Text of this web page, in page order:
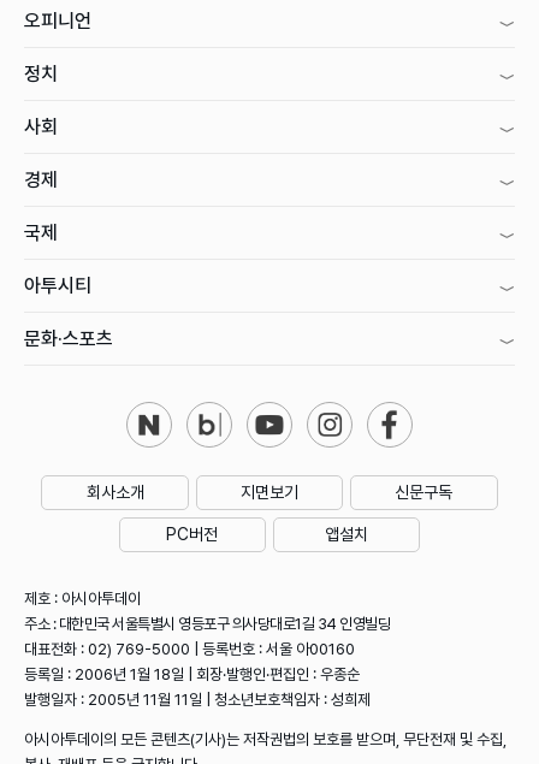
오피니언
정치
사회
경제
국제
아투시티
문화·스포츠
회사소개 지면보기 신문구독
PC버전 앱설치
제호 : 아시아투데이
주소 : 대한민국 서울특별시 영등포구 의사당대로1길 34 인영빌딩
대표전화 : 02) 769-5000 | 등록번호 : 서울 아00160
등록일 : 2006년 1월 18일 | 회장·발행인·편집인 : 우종순
발행일자 : 2005년 11월 11일 | 청소년보호책임자 : 성희제
아시아투데이의 모든 콘텐츠(기사)는 저작권법의 보호를 받으며, 무단전재 및 수집,